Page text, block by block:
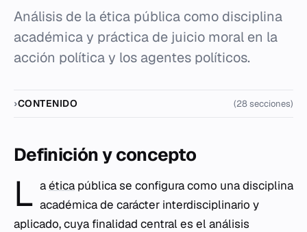
Análisis de la ética pública como disciplina
académica y práctica de juicio moral en la
acción política y los agentes políticos.
CONTENIDO (28 secciones)
Definición y concepto
L aética pública se configura como una disciplina
académica de carácter interdisciplinario y
aplicado, cuya finalidad central es el análisis